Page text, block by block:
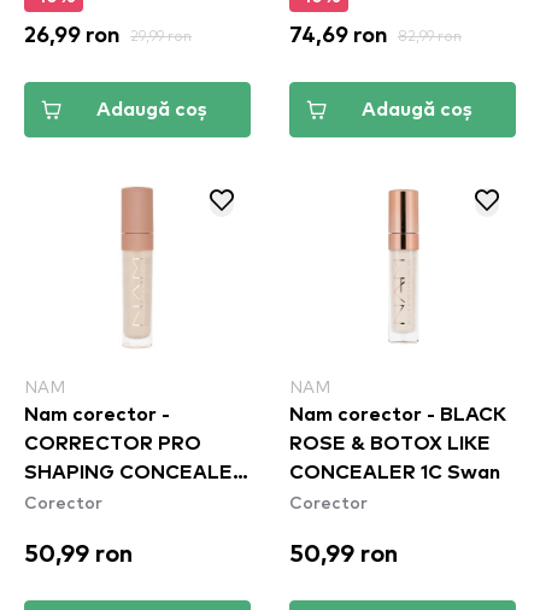
26,99 ron 29,99 ron
Adaugă coș
74,69 ron 82,99 ron
Adaugă coș
NAM
Nam corector -
CORRECTOR PRO
SHAPING CONCEALER
- 03C COLD NUDE
Corector
50,99 ron
NAM
Nam corector - BLACK
ROSE & BOTOX LIKE
CONCEALER 1C Swan
Corector
50,99 ron